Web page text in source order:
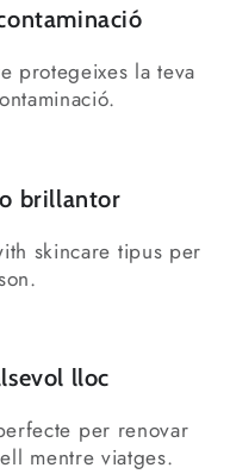
protegeixes la teva
brillantor
skincare tipus per
lloc
per renovar
mentre viatges.